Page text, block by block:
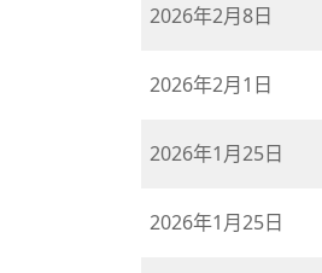
2026年2月8日
2026年2月1日
2026年1月25日
2026年1月25日